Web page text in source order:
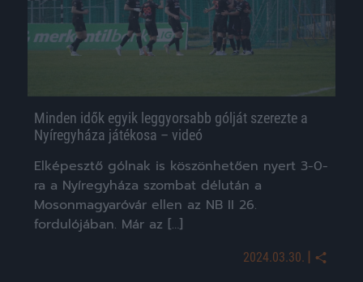
Minden idők egyik leggyorsabb gólját szerezte a
Nyíregyháza játékosa – videó
Elképesztő gólnak is köszönhetően nyert 3-0-
ra a Nyíregyháza szombat délután a
Mosonmagyaróvár ellen az NB II 26.
fordulójában. Már az […]
2024.03.30. |